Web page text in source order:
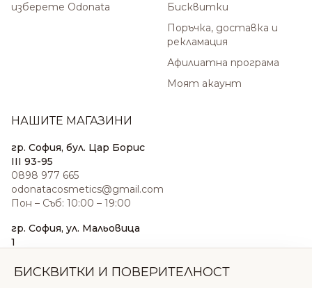
изберете Odonata
Бисквитки
Поръчка, доставка и
рекламация
Афилиатна програма
Моят акаунт
НАШИТЕ МАГАЗИНИ
гр. София, бул. Цар Борис
III 93-95
0898 977 665
odonatacosmetics@gmail.com
Пон – Съб: 10:00 – 19:00
гр. София, ул. Мальовица
1
sales@odonatacosmetics.com
БИСКВИТКИ И ПОВЕРИТЕЛНОСТ